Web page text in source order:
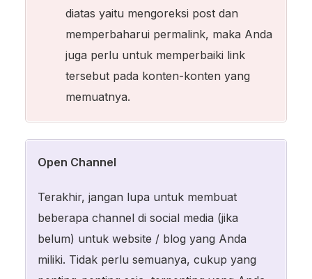
diatas yaitu mengoreksi post dan
memperbaharui permalink, maka Anda
juga perlu untuk memperbaiki link
tersebut pada konten-konten yang
memuatnya.
Open Channel
Terakhir, jangan lupa untuk membuat
beberapa channel di social media (jika
belum) untuk website / blog yang Anda
miliki. Tidak perlu semuanya, cukup yang